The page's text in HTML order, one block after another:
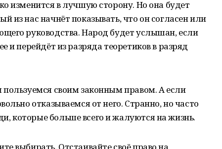
изменится в лучшую сторону. Но она будет
из нас начнёт показывать, что он согласен или
руководства. Народ будет услышан, если
и перейдёт из разряда теоретиков в разряд
своим законным правом. А если
отказываемся от него. Странно, но часто
которые больше всего и жалуются на жизнь.